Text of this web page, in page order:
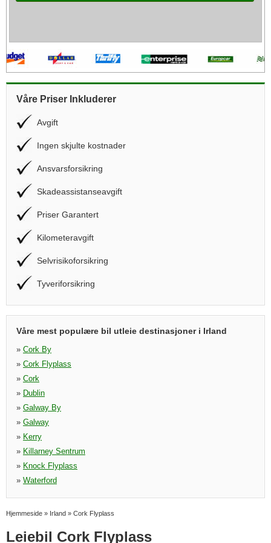
Våre Priser Inkluderer
Avgift
Ingen skjulte kostnader
Ansvarsforsikring
Skadeassistanseavgift
Priser Garantert
Kilometeravgift
Selvrisikoforsikring
Tyveriforsikring
Våre mest populære bil utleie destinasjoner i Irland
» Cork By
» Cork Flyplass
» Cork
» Dublin
» Galway By
» Galway
» Kerry
» Killarney Sentrum
» Knock Flyplass
» Waterford
Hjemmeside » Irland » Cork Flyplass
Leiebil Cork Flyplass